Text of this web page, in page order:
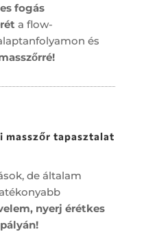
fogás
a flow-
és
masszőr tapasztalat
de általam
nyerj érétkes